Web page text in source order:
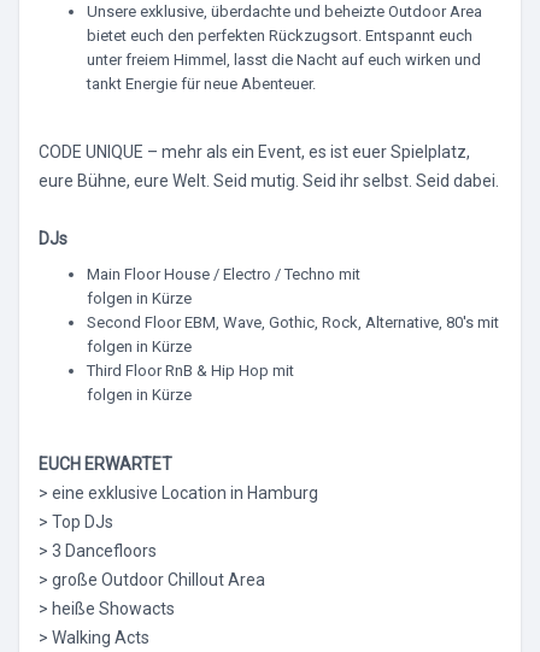
Unsere exklusive, überdachte und beheizte Outdoor Area
bietet euch den perfekten Rückzugsort. Entspannt euch
unter freiem Himmel, lasst die Nacht auf euch wirken und
tankt Energie für neue Abenteuer.
CODE UNIQUE – mehr als ein Event, es ist euer Spielplatz,
eure Bühne, eure Welt. Seid mutig. Seid ihr selbst. Seid dabei.
DJs
Main Floor House / Electro / Techno mit
folgen in Kürze
Second Floor EBM, Wave, Gothic, Rock, Alternative, 80's mit
folgen in Kürze
Third Floor RnB & Hip Hop mit
folgen in Kürze
EUCH ERWARTET
> eine exklusive Location in Hamburg
> Top DJs
> 3 Dancefloors
> große Outdoor Chillout Area
> heiße Showacts
> Walking Acts